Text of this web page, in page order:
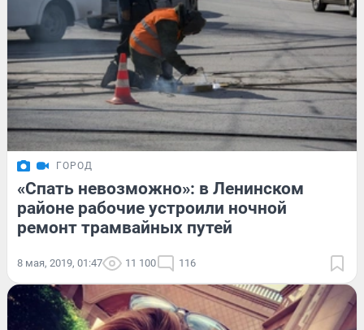
ГОРОД
«Спать невозможно»: в Ленинском
районе рабочие устроили ночной
ремонт трамвайных путей
8 мая, 2019, 01:47 11 100 116